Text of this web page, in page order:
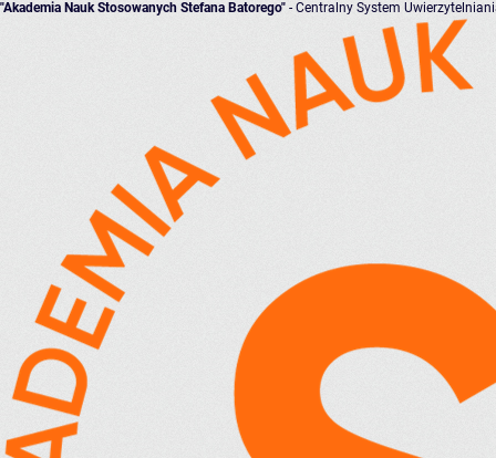
"Akademia Nauk Stosowanych Stefana Batorego" - Centralny System